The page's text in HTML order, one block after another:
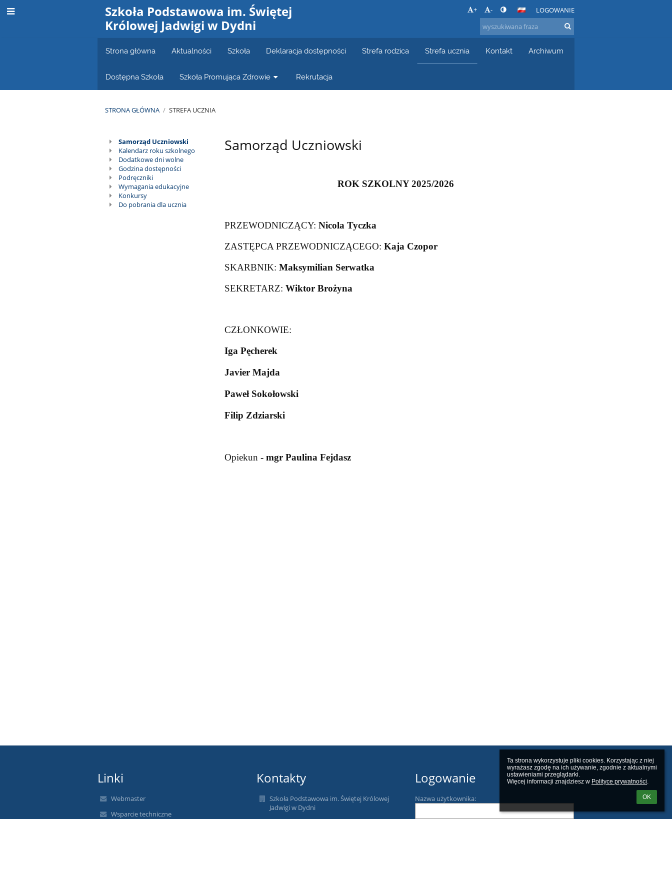
Ta strona wykorzystuje pliki cookies. Korzystając z niej
wyrażasz zgodę na ich używanie, zgodnie z aktualnymi
ustawieniami przeglądarki.
Więcej informacji znajdziesz w Polityce prywatności.
OK
Szkoła Podstawowa im. Świętej
Królowej Jadwigi w Dydni
+ - LOGOWANIE
Strona główna Aktualności Szkoła Deklaracja dostępności Strefa rodzica Strefa ucznia Kontakt Archiwum
Dostępna Szkoła Szkoła Promująca Zdrowie Rekrutacja
STRONA GŁÓWNA / STREFA UCZNIA
Strefa
ucznia
Samorząd Uczniowski
Kalendarz roku szkolnego
Dodatkowe dni wolne
Godzina dostępności
Podręczniki
Wymagania edukacyjne
Konkursy
Do pobrania dla ucznia
Samorząd Uczniowski
ROK SZKOLNY 2025/2026
PRZEWODNICZĄCY: Nicola Tyczka
ZASTĘPCA PRZEWODNICZĄCEGO: Kaja Czopor
SKARBNIK: Maksymilian Serwatka
SEKRETARZ: Wiktor Brożyna
CZŁONKOWIE:
Iga Pęcherek
Javier Majda
Paweł Sokołowski
Filip Zdziarski
Opiekun - mgr Paulina Fejdasz
Linki
Webmaster
Wsparcie techniczne
Kontakty
Szkoła Podstawowa im. Świętej Królowej
Jadwigi w Dydni
Logowanie
Nazwa użytkownika: